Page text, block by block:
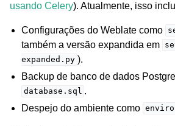
usando Celery). Atualmente, isso
Configurações do Weblate como
também a versão expandida em
expanded.py ).
Backup de banco de dados
database.sql .
Despejo do ambiente como